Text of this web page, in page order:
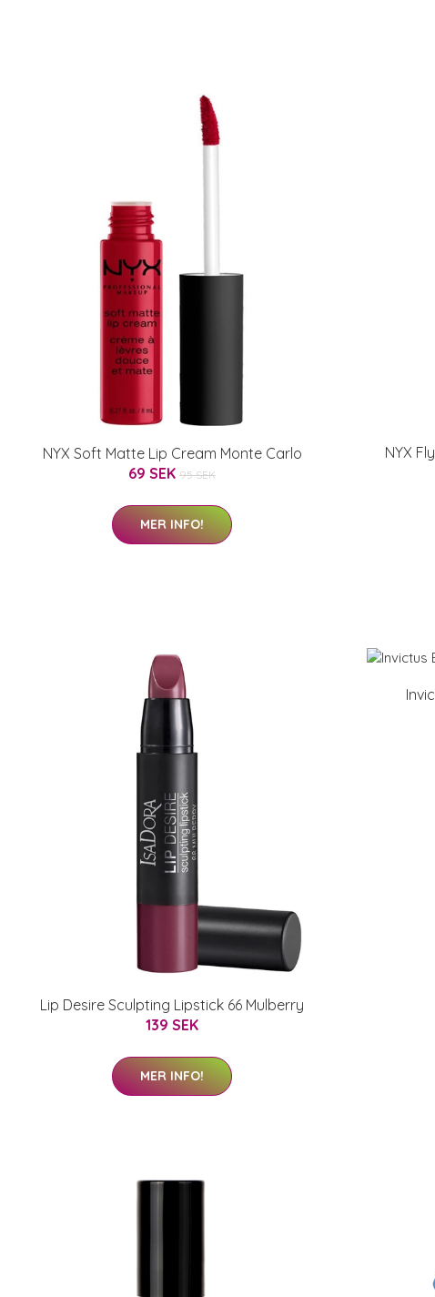
NYX Soft Matte Lip Cream Monte Carlo
69 SEK 95 SEK
MER INFO!
NYX
Lip Desire Sculpting Lipstick 66 Mulberry
139 SEK
MER INFO!